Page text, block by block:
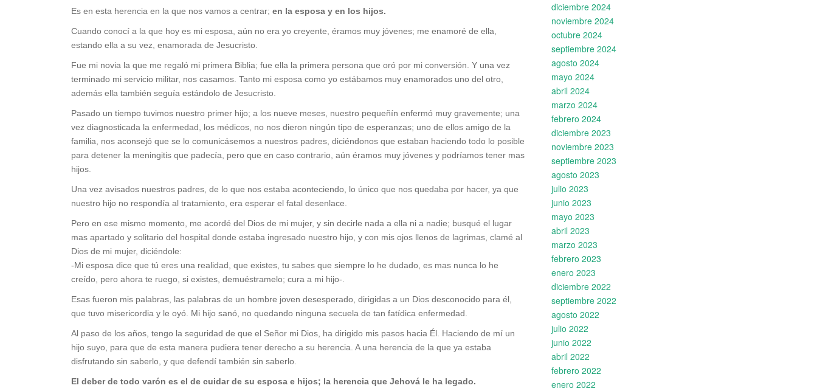
Es en esta herencia en la que nos vamos a centrar; en la esposa y en los hijos.
Cuando conocí a la que hoy es mi esposa, aún no era yo creyente, éramos muy jóvenes; me enamoré de ella,
estando ella a su vez, enamorada de Jesucristo.
Fue mi novia la que me regaló mi primera Biblia; fue ella la primera persona que oró por mi conversión. Y una vez
terminado mi servicio militar, nos casamos. Tanto mi esposa como yo estábamos muy enamorados uno del otro,
además ella también seguía estándolo de Jesucristo.
Pasado un tiempo tuvimos nuestro primer hijo; a los nueve meses, nuestro pequeñín enfermó muy gravemente; una
vez diagnosticada la enfermedad, los médicos, no nos dieron ningún tipo de esperanzas; uno de ellos amigo de la
familia, nos aconsejó que se lo comunicásemos a nuestros padres, diciéndonos que estaban haciendo todo lo posible
para detener la meningitis que padecía, pero que en caso contrario, aún éramos muy jóvenes y podríamos tener mas
hijos.
Una vez avisados nuestros padres, de lo que nos estaba aconteciendo, lo único que nos quedaba por hacer, ya que
nuestro hijo no respondía al tratamiento, era esperar el fatal desenlace.
Pero en ese mismo momento, me acordé del Dios de mi mujer, y sin decirle nada a ella ni a nadie; busqué el lugar
mas apartado y solitario del hospital donde estaba ingresado nuestro hijo, y con mis ojos llenos de lagrimas, clamé al
Dios de mi mujer, diciéndole:
-Mi esposa dice que tú eres una realidad, que existes, tu sabes que siempre lo he dudado, es mas nunca lo he
creído, pero ahora te ruego, si existes, demuéstramelo; cura a mi hijo-.
Esas fueron mis palabras, las palabras de un hombre joven desesperado, dirigidas a un Dios desconocido para él,
que tuvo misericordia y le oyó. Mi hijo sanó, no quedando ninguna secuela de tan fatídica enfermedad.
Al paso de los años, tengo la seguridad de que el Señor mi Dios, ha dirigido mis pasos hacia Él. Haciendo de mí un
hijo suyo, para que de esta manera pudiera tener derecho a su herencia. A una herencia de la que ya estaba
disfrutando sin saberlo, y que defendí también sin saberlo.
El deber de todo varón es el de cuidar de su esposa e hijos; la herencia que Jehová le ha legado.
diciembre 2024
noviembre 2024
octubre 2024
septiembre 2024
agosto 2024
mayo 2024
abril 2024
marzo 2024
febrero 2024
diciembre 2023
noviembre 2023
septiembre 2023
agosto 2023
julio 2023
junio 2023
mayo 2023
abril 2023
marzo 2023
febrero 2023
enero 2023
diciembre 2022
septiembre 2022
agosto 2022
julio 2022
junio 2022
abril 2022
febrero 2022
enero 2022